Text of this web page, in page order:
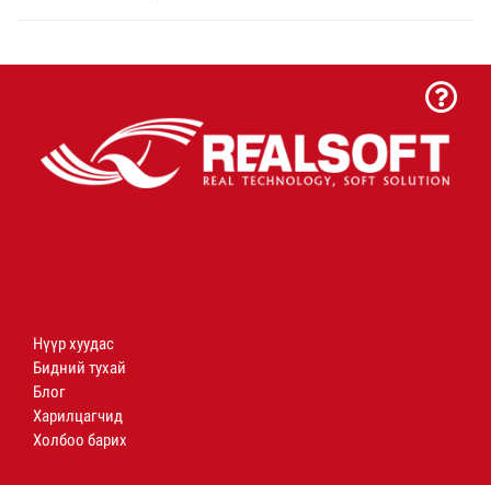
Нүүр хуудас
Бидний тухай
Блог
Харилцагчид
Холбоо барих